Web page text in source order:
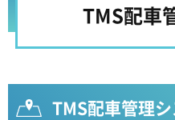
TMS配車
TMS配車管理